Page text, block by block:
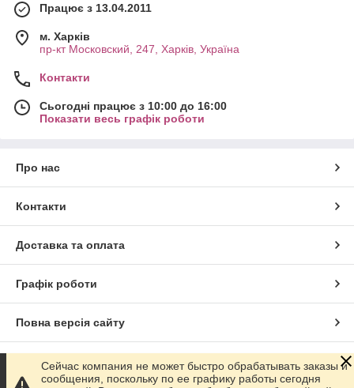
Працює з 13.04.2011
м. Харків
пр-кт Московский, 247, Харків, Україна
Контакти
Сьогодні працює з 10:00 до 16:00
Показати весь графік роботи
Про нас
Контакти
Доставка та оплата
Графік роботи
Повна версія сайту
Сайт створено на маркетплейсі Prom.ua
Сейчас компания не может быстро обрабатывать заказы и
сообщения, поскольку по ее графику работы сегодня